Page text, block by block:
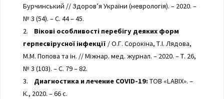
Бурчинський // Здоров’я України (неврологія). – 2020. –
№ 3 (54). – С. 44 – 45.
2. Вікові особливості перебігу деяких форм
герпесвірусної інфекції / О.Г. Сорокіна, Т.І. Лядова,
М.М. Попова та ін. // Міжнар. мед. журнал. – 2020. – Т. 26,
№ 3 (103). – С. 79 – 82.
3. Диагностика и лечение COVID-19:ТОВ «LABIX». –
К., 2020. – 66 с.